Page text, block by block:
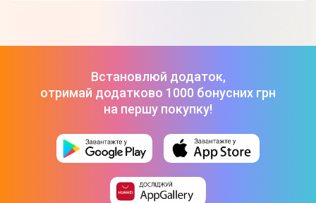
Встановлюй додаток,
отримай додатково 1000 бонусних грн
на першу покупку!